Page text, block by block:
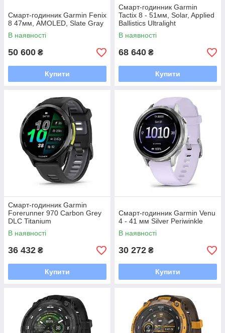
Смарт-годинник Garmin Fenix
8 47мм, AMOLED, Slate Gray
В наявності
50 600 ₴
Купити
Смарт-годинник Garmin
Tactix 8 - 51мм, Solar, Applied
Ballistics Ultralight
В наявності
68 640 ₴
Купити
Смарт-годинник Garmin
Forerunner 970 Carbon Grey
DLC Titanium
В наявності
36 432 ₴
Купити
Смарт-годинник Garmin Venu
4 - 41 мм Silver Periwinkle
В наявності
30 272 ₴
Купити